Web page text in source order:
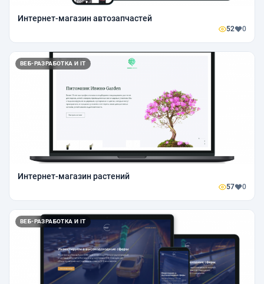
Интернет-магазин автозапчастей
52 0
ВЕБ-РАЗРАБОТКА И IT
Интернет-магазин растений
57 0
ВЕБ-РАЗРАБОТКА И IT